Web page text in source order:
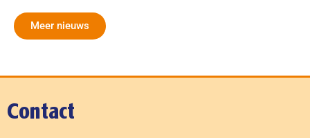
Meer nieuws
Contact